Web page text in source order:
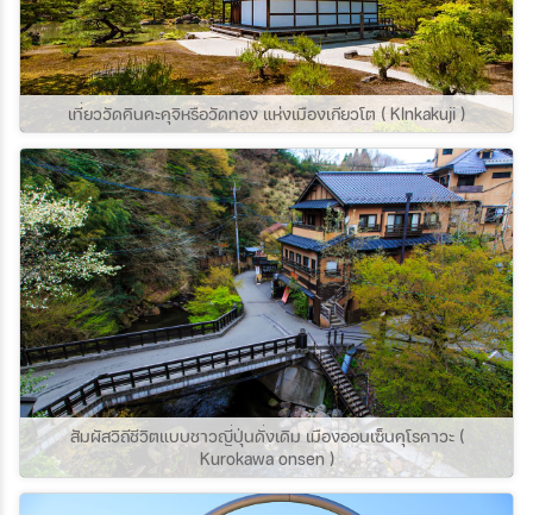
เที่ยววัดคินคะคุจิหรือวัดทอง แห่งเมืองเกียวโต ( KInkakuji )
สัมผัสวิถีชีวิตแบบชาวญี่ปุ่นดั่งเดิม เมืองออนเซ็นคุโรคาวะ (
Kurokawa onsen )